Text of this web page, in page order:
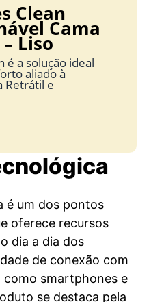
Clean
Cama
Liso
é a solução ideal
aliado à
Retrátil e
é um dos pontos
oferece recursos
dia a dia dos
de conexão com
smartphones e
se destaca pela